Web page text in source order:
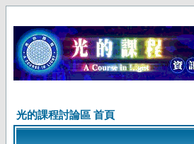
光的課程討論區 首頁